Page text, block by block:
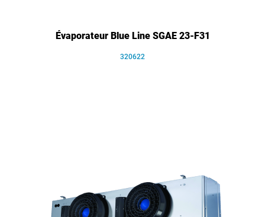
Évaporateur Blue Line SGAE 23-F31
320622